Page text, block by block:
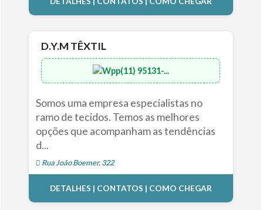
D.Y.M TÊXTIL
(11) 95131-...
Somos uma empresa especialistas no
ramo de tecidos. Temos as melhores
opções que acompanham as tendências
d...
Rua João Boemer, 322
DETALHES | CONTATOS | COMO CHEGAR